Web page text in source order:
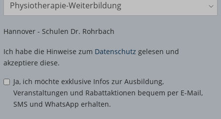
Bildungsangebot
Standort
Hannover - Schulen Dr. Rohrbach
Ich habe die Hinweise zum Datenschutz gelesen und
akzeptiere diese.
Ja, ich möchte exklusive Infos zur Ausbildung,
Veranstaltungen und Rabattaktionen bequem per E-Mail,
SMS und WhatsApp erhalten.